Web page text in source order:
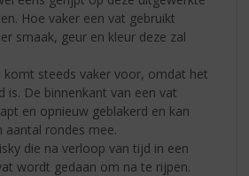
Hoe vaker een vat gebruikt
smaak, geur en kleur deze zal
komt steeds vaker voor, omdat het
is. De binnenkant van een vat
en opnieuw geblakerd en kan
aantal rondes mee.
die na verloop van tijd in een
wordt gedaan om na te rijpen.